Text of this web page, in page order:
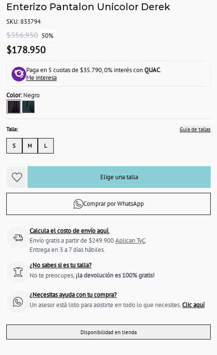
Enterizo Pantalon Unicolor Derek
SKU: 833794
$356.950 50%
$178.950
Paga en 5 cuotas de $35.790, 0% interés conQUAC.
Me interesa
Color:Negro
Talla: Guía de tallas
S M L
Elige una talla
Comprar por WhatsApp
Calcula el costo de envío aquí.
Envío gratis a partir de $249.900Aplican TyC.
Entrega en 3 a 7 días hábiles.
¿No sabes si es tu talla?
No te preocupes, ¡la devolución es 100% gratis!
¿Necesitas ayuda con tu compra?
Un asesor está listo para asistirte en todo lo que necesites.Clic aquí
Disponibilidad en tienda